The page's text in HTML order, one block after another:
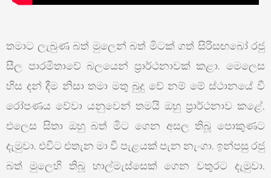
තමාට ලැබුණ බත් මුලෙන් බත් මිටක් ගත් සිරිසඟබෝ රජු
සීල පාරමිතාවේ බලයෙන් ප්‍රාර්ථනාවක් කළා. මෙලෙස
හිස දන් දීම නිසා තමා මතු බුදු වේ නම් මේ ස්ථානයේ වී
රෝපණය වේවා යනුවෙන් තමයි ඔහු ප්‍රාර්ථනාව කළේ.
එලෙස සිතා ඔහු බත් මිට ගෙන අසල තිබූ පොකුණට
දැමුවා. එවිට එතැන මා වී පැළයක් පැන නැංගා. ඉන්පසු රජු
බත් මුලෙහි තිබූ හාල්මැස්සෙක් ගෙන වතුරට දැමුවා.